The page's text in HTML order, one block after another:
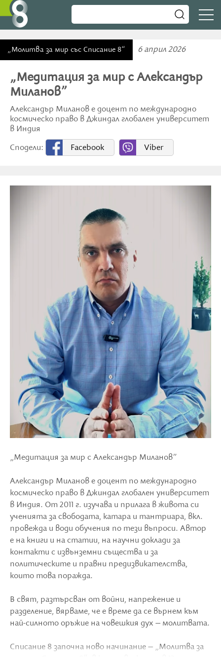
„Молитва за мир със Списание 8“ 6 април 2026
„Медитация за мир с Александър
Миланов”
Александър Миланов е доцент по международно
космическо право в Джиндал глобален университет
в Индия
Сподели:
Facebook Viber
„Медитация за мир с Александър Миланов”
Александър Миланов е доцент по международно
космическо право в Джиндал глобален университет
в Индия. От 2011 г. изучава и прилага в живота си
ученията за свободата, катара и тантриара, вкл.
провежда и води обучения по тези въпроси. Автор
е на книги и на статии, на научни доклади за
контакти с извънземни същества и за
политическите и правни предизвикателства,
които това поражда.
В свят, разтърсван от войни, напрежение и
разделение, вярваме, че е време да се върнем към
най-силното оръжие на човешкия дух – молитвата.
Списание 8 започна ново начинание – „Молитва за